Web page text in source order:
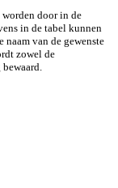
worden door in de
in de tabel kunnen
naam van de gewenste
zowel de